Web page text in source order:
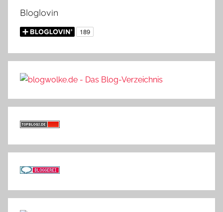
Bloglovin